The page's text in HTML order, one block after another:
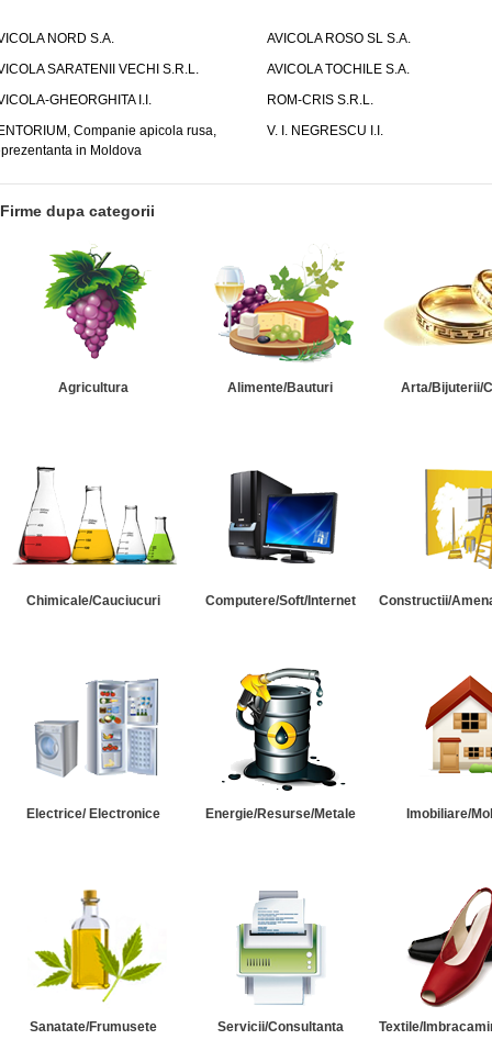
NORD S.A.
AVICOLA ROSO SL S.A.
SARATENII VECHI S.R.L.
AVICOLA TOCHILE S.A.
GHEORGHITA I.I.
ROM-CRIS S.R.L.
Companie apicola rusa,
in Moldova
V. I. NEGRESCU I.I.
Firme dupa categorii
Agricultura Alimente/Bauturi Arta/Bijuterii/
Chimicale/Cauciucuri Computere/Soft/Internet Constructii/
Electrice/ Electronice Energie/Resurse/Metale Imobiliare/
Sanatate/Frumusete Servicii/Consultanta Textile/